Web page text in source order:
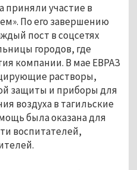
приняли участие в
По его завершению
пост в соцсетях
городов, где
компании. В мае ЕВРАЗ
растворы,
защиты и приборы для
воздуха в тагильские
была оказана для
воспитателей,